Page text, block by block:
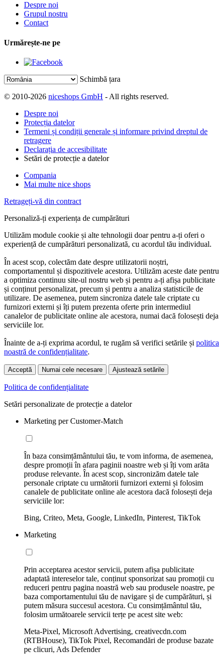
Despre noi
Grupul nostru
Contact
Urmărește-ne pe
Schimbă țara
© 2010-2026 niceshops GmbH - All rights reserved.
Despre noi
Protecția datelor
Termeni și condiții generale și informare privind dreptul de
retragere
Declarația de accesibilitate
Setări de protecție a datelor
Compania
Mai multe nice shops
Retrageți-vă din contract
Personaliză-ți experiența de cumpărături
Utilizăm module cookie și alte tehnologii doar pentru a-ți oferi o
experiență de cumpărături personalizată, cu acordul tău individual.
În acest scop, colectăm date despre utilizatorii noștri,
comportamentul și dispozitivele acestora. Utilizăm aceste date pentru
a optimiza continuu site-ul nostru web și pentru a-ți afișa publicitate
și conținut personalizat, precum și pentru a analiza statisticile de
utilizare. De asemenea, putem sincroniza datele tale criptate cu
furnizori externi și îți putem prezenta oferte prin intermediul
canalelor de publicitate online ale acestora, numai dacă folosești deja
serviciile lor.
Înainte de a-ți exprima acordul, te rugăm să verifici setările și politica
noastră de confidențialitate.
Acceptă Numai cele necesare Ajustează setările
Politica de confidențialitate
Setări personalizate de protecție a datelor
Marketing per Customer-Match
În baza consimțământului tău, te vom informa, de asemenea,
despre promoții în afara paginii noastre web și îți vom arăta
produse relevante. În acest scop, sincronizăm datele tale
personale criptate cu următorii furnizori externi și folosim
canalele de publicitate online ale acestora dacă folosești deja
serviciile lor:
Bing, Criteo, Meta, Google, LinkedIn, Pinterest, TikTok
Marketing
Prin acceptarea acestor servicii, putem afișa publicitate
adaptată intereselor tale, conținut sponsorizat sau promoții cu
reduceri pentru pagina noastră web sau produsele noastre, pe
baza comportamentului tău de navigare și de cumpărături, și
putem măsura succesul acestora. Cu consimțământul tău,
folosim următoarele servicii terțe pe acest site web:
Meta-Pixel, Microsoft Advertising, creativecdn.com
(RTBHouse), TikTok Pixel, Recomandări de produse bazate
pe clicuri, Ads Defender